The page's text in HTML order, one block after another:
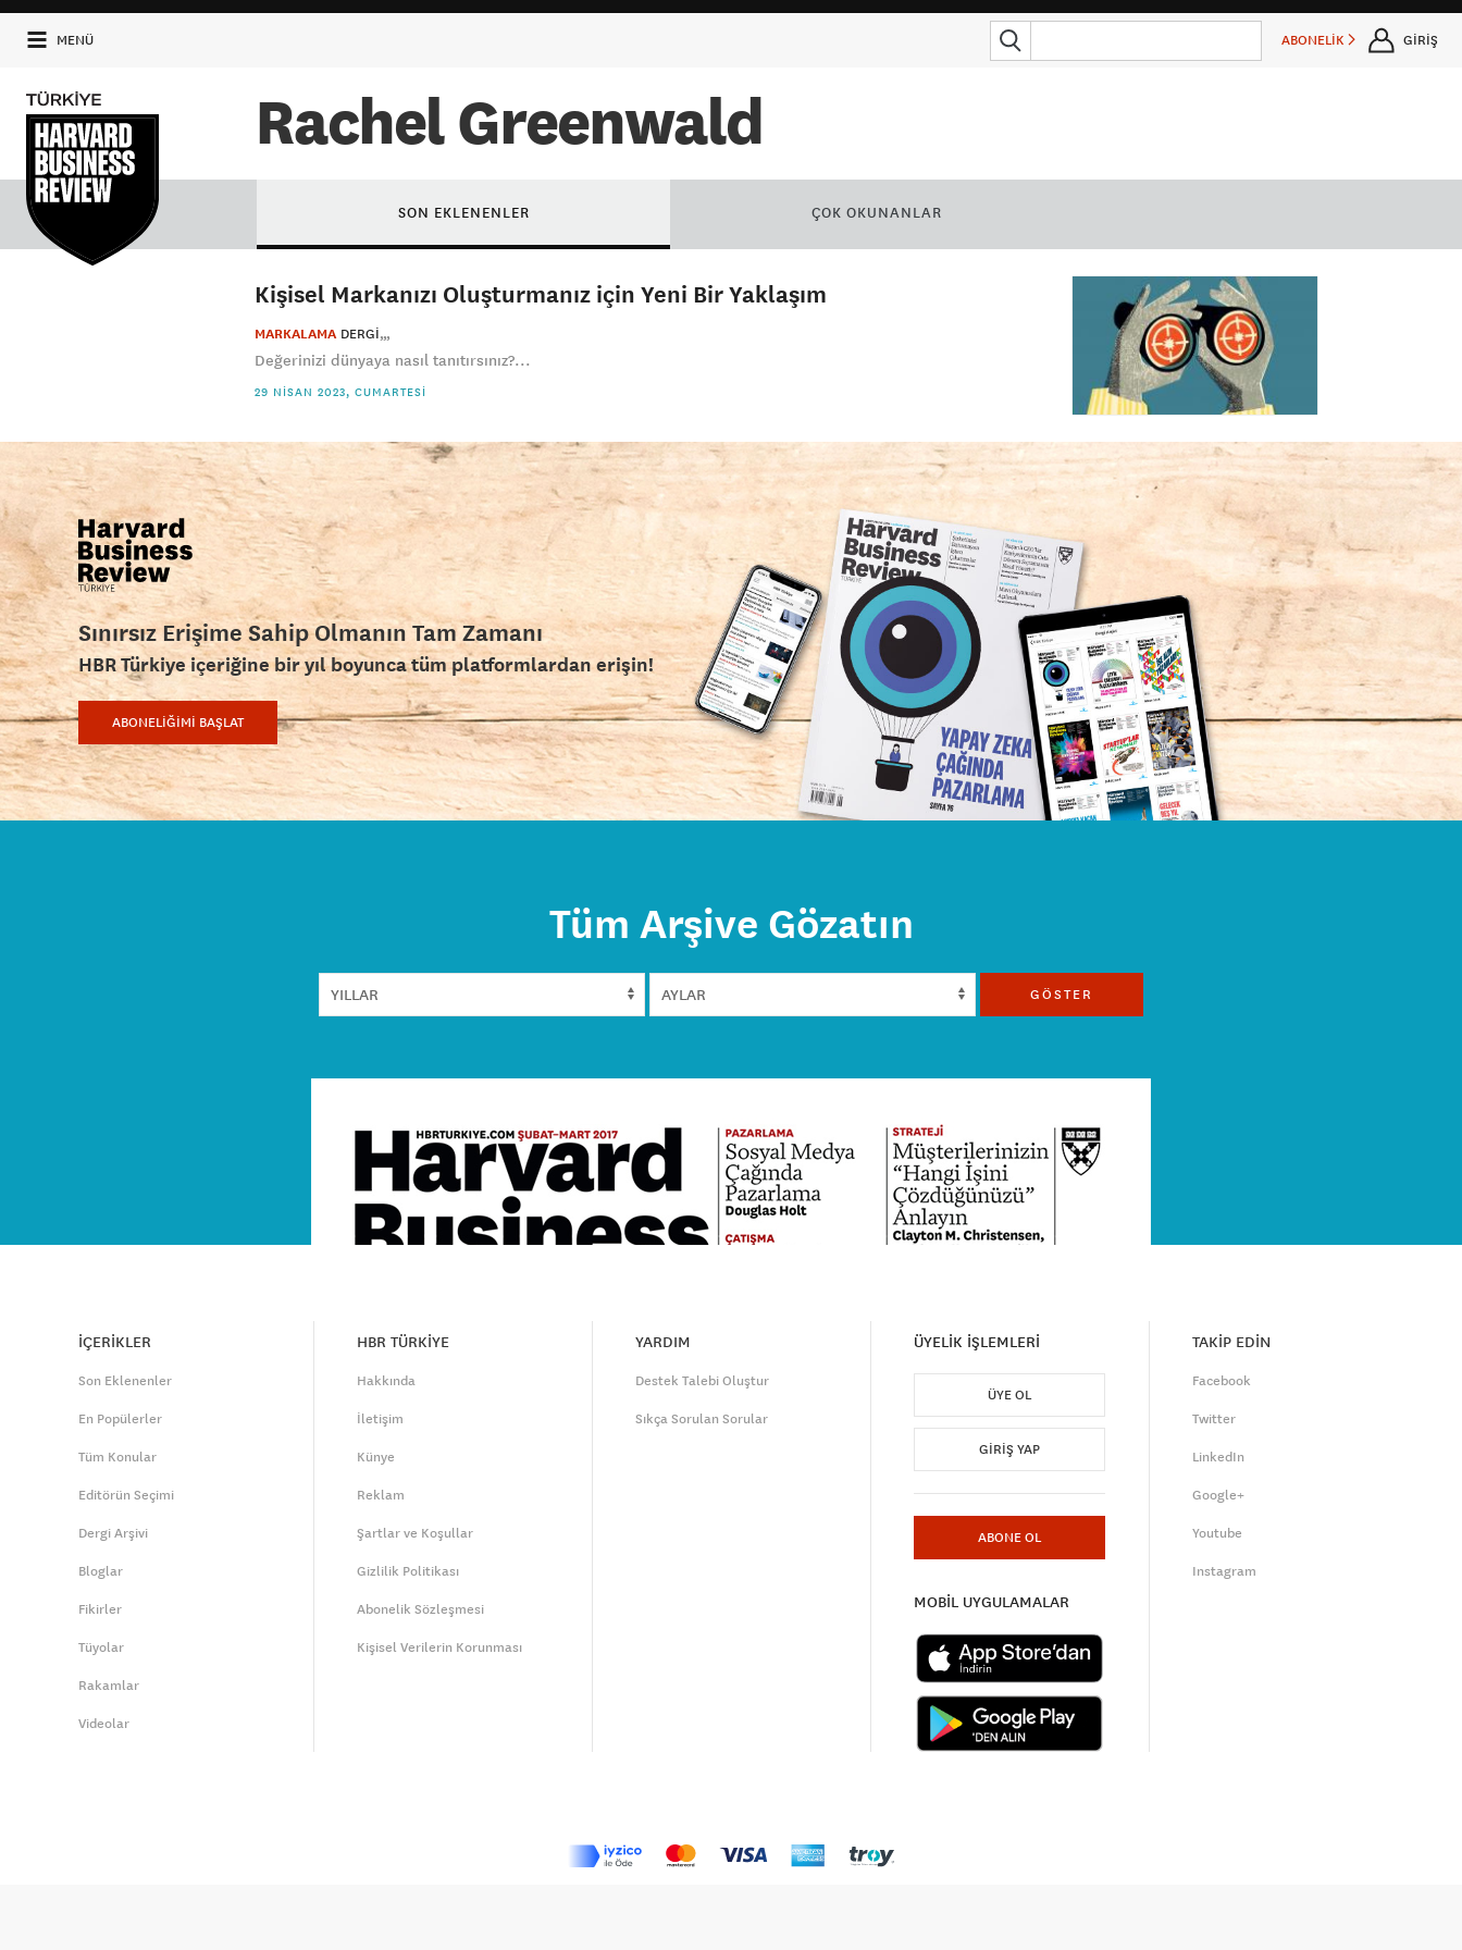
MENÜ ABONELİK GİRİŞ
Rachel Greenwald
SON EKLENENLER ÇOK OKUNANLAR
Kişisel Markanızı Oluşturmanız için Yeni Bir Yaklaşım
MARKALAMA DERGI
Değerinizi dünyaya nasıl tanıtırsınız?...
29 NISAN 2023, CUMARTESI
Sınırsız Erişime Sahip Olmanın Tam Zamanı
HBR Türkiye içeriğine bir yıl boyunca tüm platformlardan erişin!
ABONELİĞİMİ BAŞLAT
Tüm Arşive Gözatın
GÖSTER
İÇERİKLER
Son Eklenenler
En Popülerler
Tüm Konular
Editörün Seçimi
Dergi Arşivi
Bloglar
Fikirler
Tüyolar
Rakamlar
Videolar
HBR TÜRKİYE
Hakkında
İletişim
Künye
Reklam
Şartlar ve Koşullar
Gizlilik Politikası
Abonelik Sözleşmesi
Kişisel Verilerin Korunması
YARDIM
Destek Talebi Oluştur
Sıkça Sorulan Sorular
ÜYELİK İŞLEMLERİ
ÜYE OL
GIRIŞ YAP
ABONE OL
MOBİL UYGULAMALAR
TAKİP EDİN
Facebook
Twitter
LinkedIn
Google+
Youtube
Instagram